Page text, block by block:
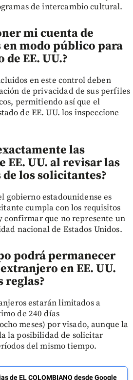
de intercambio cultural.
mi cuenta de
en modo público para
EE. UU.?
en este control deben
de privacidad de sus perfiles
permitiendo así que el
de EE. UU. los inspeccione
las
EE. UU. al revisar las
de los solicitantes?
gobierno estadounidense es
cumpla con los requisitos
confirmar que no represente un
nacional de Estados Unidos.
podrá permanecer
en EE. UU.
reglas?
estarán limitados a
de 240 días
meses) por visado, aunque la
la posibilidad de solicitar
del mismo tiempo.
de EL COLOMBIANO desde Google